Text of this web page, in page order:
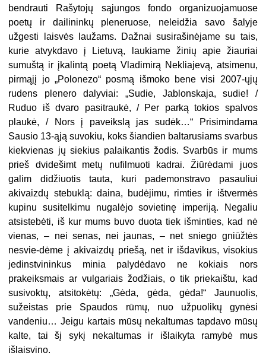
bendrauti Rašytojų sąjungos fondo organizuojamuose
poetų ir dailininkų pleneruose, neleidžia savo šalyje
užgesti laisvės laužams. Dažnai susirašinėjame su tais,
kurie atvykdavo į Lietuvą, laukiame žinių apie žiauriai
sumuštą ir įkalintą poetą Vladimirą Nekliajevą, atsimenu,
pirmąjį jo „Polonezo“ posmą išmoko bene visi 2007-ųjų
rudens plenero dalyviai: „Sudie, Jablonskaja, sudie! /
Ruduo iš dvaro pasitraukė, / Per parką tokios spalvos
plaukė, / Nors į paveikslą jas sudėk…“ Prisimindama
Sausio 13-ąją suvokiu, koks šiandien baltarusiams svarbus
kiekvienas jų siekius palaikantis žodis. Svarbūs ir mums
prieš dvidešimt metų nufilmuoti kadrai. Žiūrėdami juos
galim didžiuotis tauta, kuri pademonstravo pasauliui
akivaizdų stebuklą: daina, budėjimu, rimties ir ištvermės
kupinu susitelkimu nugalėjo sovietinę imperiją. Negaliu
atsistebėti, iš kur mums buvo duota tiek išminties, kad nė
vienas, – nei senas, nei jaunas, – net sniego gniūžtės
nesvie-dėme į akivaizdų priešą, net ir išdavikus, visokius
jedinstvininkus minia palydėdavo ne kokiais nors
prakeiksmais ar vulgariais žodžiais, o tik priekaištu, kad
susivoktų, atsitokėtų: „Gėda, gėda, gėda!“ Jaunuolis,
sužeistas prie Spaudos rūmų, nuo užpuolikų gynėsi
vandeniu… Jeigu kartais mūsų nekaltumas tapdavo mūsų
kalte, tai šį sykį nekaltumas ir išlaikyta ramybė mus
išlaisvino.